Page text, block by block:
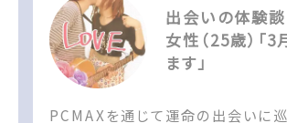
出会いの体験
女性（25歳）「
ます」
PCMAXを通じて運命の出会いに